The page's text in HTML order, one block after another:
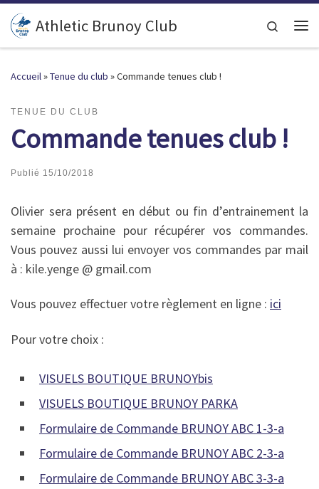
Passer au contenu
Athletic Brunoy Club Search
Accueil»Tenue du club »Commande tenues club !
TENUE DU CLUB
Commande tenues club !
Publié 15/10/2018
Olivier sera présent en début ou fin d’entrainement la
semaine prochaine pour récupérer vos commandes.
Vous pouvez aussi lui envoyer vos commandes par mail
à : kile.yenge @ gmail.com
Vous pouvez effectuer votre règlement en ligne : ici
Pour votre choix :
VISUELS BOUTIQUE BRUNOYbis
VISUELS BOUTIQUE BRUNOY PARKA
Formulaire de Commande BRUNOY ABC 1-3-a
Formulaire de Commande BRUNOY ABC 2-3-a
Formulaire de Commande BRUNOY ABC 3-3-a